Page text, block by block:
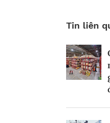
Tin liên